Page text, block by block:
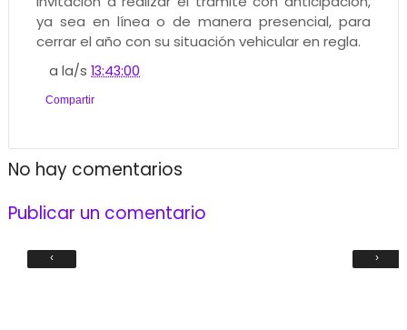
ya sea en línea o de manera presencial, para
cerrar el año con su situación vehicular en regla.
a la/s13:43:00
Compartir
No hay comentarios
Publicar un comentario
‹ ›